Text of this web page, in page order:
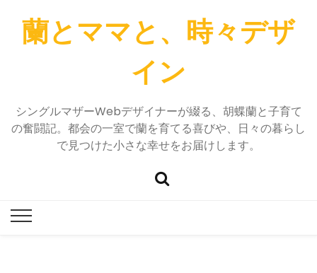
蘭とママと、時々デザ
イン
シングルマザーWebデザイナーが綴る、胡蝶蘭と子育て
の奮闘記。都会の一室で蘭を育てる喜びや、日々の暮らし
で見つけた小さな幸せをお届けします。